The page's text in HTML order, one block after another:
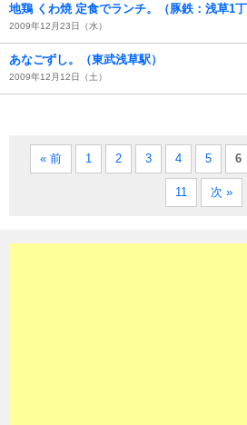
地鶏 くわ焼 定食でランチ。（豚鉄：浅草1丁
2009年12月23日（水）
あなごずし。（東武浅草駅）
2009年12月12日（土）
« 前 1 2 3 4 5 6
11 次 »